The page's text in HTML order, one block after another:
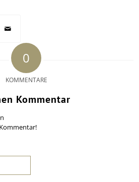
0
KOMMENTARE
Kommentar